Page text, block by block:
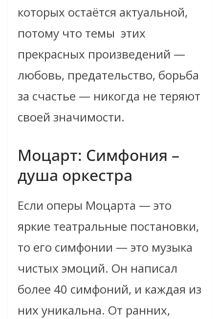
которых остаётся актуальной,
потому что темы этих
прекрасных произведений —
любовь, предательство, борьба
за счастье — никогда не теряют
своей значимости.
Моцарт: Симфония –
душа оркестра
Если оперы Моцарта — это
яркие театральные постановки,
то его симфонии — это музыка
чистых эмоций. Он написал
более 40 симфоний, и каждая из
них уникальна. От ранних,